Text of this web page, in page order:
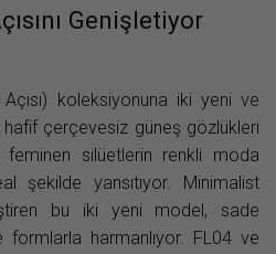
Genişletiyor
koleksiyonuna iki yeni ve
hafif çerçevesiz güneş gözlükleri
silüetlerin renkli moda
şekilde yansıtıyor. Minimalist
bu iki yeni model, sade
formlarla harmanlıyor. FL04 ve